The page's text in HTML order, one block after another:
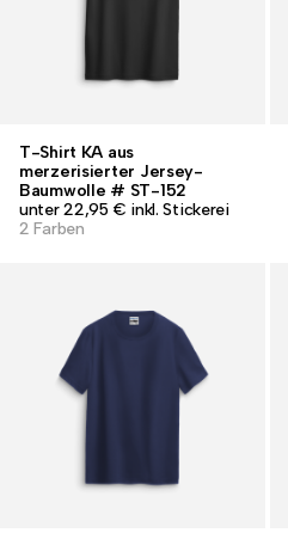
T-Shirt KA aus
merzerisierter Jersey-
Baumwolle # ST-152
unter 22,95 € inkl. Stickerei
2 Farben